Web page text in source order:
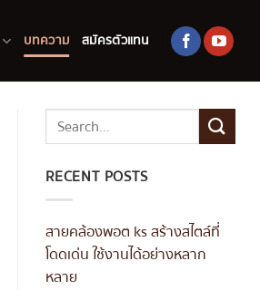
บทความ สมัครตัวแทน
RECENT POSTS
สายคล้องพอต ks สร้างสไตล์ที่
โดดเด่น ใช้งานได้อย่างหลาก
หลาย